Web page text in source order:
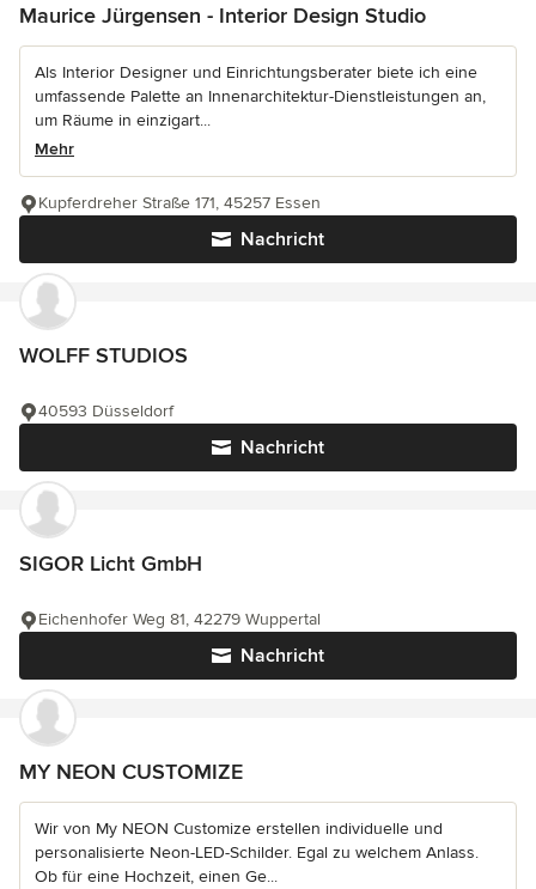
Maurice Jürgensen - Interior Design Studio
Als Interior Designer und Einrichtungsberater biete ich eine
umfassende Palette an Innenarchitektur-Dienstleistungen an,
um Räume in einzigart...
Mehr
Nachricht
Kupferdreher Straße 171, 45257 Essen
WOLFF STUDIOS
Nachricht
40593 Düsseldorf
SIGOR Licht GmbH
Nachricht
Eichenhofer Weg 81, 42279 Wuppertal
MY NEON CUSTOMIZE
Wir von My NEON Customize erstellen individuelle und
personalisierte Neon-LED-Schilder. Egal zu welchem Anlass.
Ob für eine Hochzeit, einen Ge...